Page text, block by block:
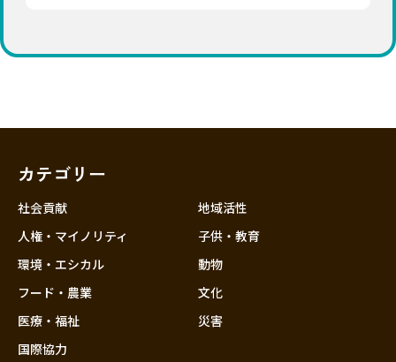
カテゴリー
社会貢献
人権・マイノリティ
環境・エシカル
フード・農業
医療・福祉
国際協力
地域活性
子供・教育
動物
文化
災害